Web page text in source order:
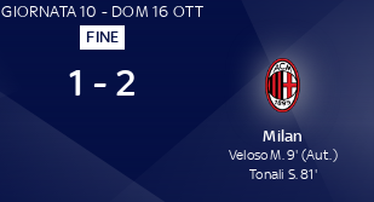
GIORNATA 10 - DOM 16 OTT
FINE
1 - 2
Milan
Veloso M. 9' (Aut.)
Tonali S. 81'